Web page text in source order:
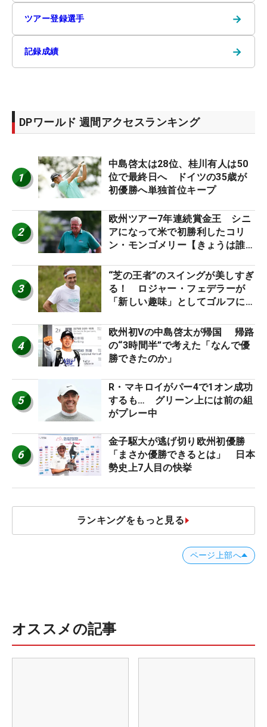
ツアー登録選手 →
記録成績 →
DPワールド 週間アクセスランキング
1
中島啓太は28位、桂川有人は50
位で最終日へ ドイツの35歳が
初優勝へ単独首位キープ
2
欧州ツアー7年連続賞金王 シニ
アになって米で初勝利したコリ
ン・モンゴメリー【きょうは誰の
3
“芝の王者”のスイングが美しすぎ
る！ ロジャー・フェデラーが
「新しい趣味」としてゴルフに挑
4
欧州初Vの中島啓太が帰国 帰路
の“3時間半”で考えた「なんで優
勝できたのか」
5
R・マキロイがパー4で1オン成功
するも… グリーン上には前の組
がプレー中
6
金子駆大が逃げ切り欧州初優勝
「まさか優勝できるとは」 日本
勢史上7人目の快挙
ランキングをもっと見る
ページ上部へ
オススメの記事